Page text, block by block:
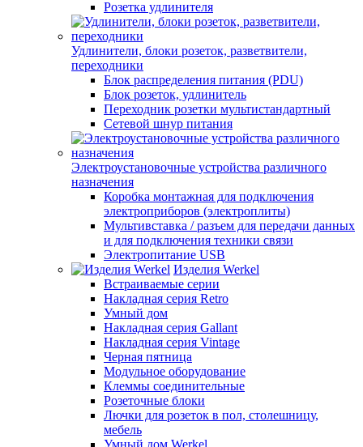
Розетка удлинителя
Удлинители, блоки розеток, разветвители,
переходники
Блок распределения питания (PDU)
Блок розеток, удлинитель
Переходник розетки мультистандартный
Сетевой шнур питания
Электроустановочные устройства различного
назначения
Коробка монтажная для подключения
электроприборов (электроплиты)
Мультивставка / разъем для передачи данных
и для подключения техники связи
Электропитание USB
Изделия Werkel
Встраиваемые серии
Накладная серия Retro
Умный дом
Накладная серия Gallant
Накладная серия Vintage
Черная пятница
Модульное оборудование
Клеммы соединительные
Розеточные блоки
Лючки для розеток в пол, столешницу,
мебель
Умный дом Werkel